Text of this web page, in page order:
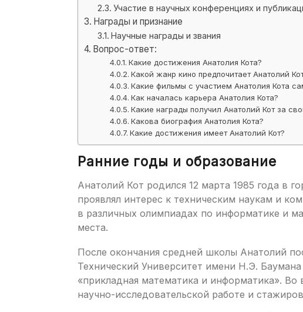
Участие в научных конференциях и
Награды и признание
Научные награды и звания
Вопрос-ответ:
Какие достижения Анатолия Кота?
Какой жанр кино предпочитает Анатолий
Какие фильмы с участием Анатолия Кота
Как началась карьера Анатолия Кота?
Какие награды получил Анатолий Кот за
Какова биография Анатолия Кота?
Какие достижения имеет Анатолий Кот?
Ранние годы и образование
Анатолий Кот родился 12 марта 1985 года в
проявлял интерес к техническим наукам и
в различных олимпиадах по информатике и
места.
После окончания средней школы Анатолий
Технический Университет имени Н.Э.
«прикладная математика и информатика». Во
научно-исследовательской работе и